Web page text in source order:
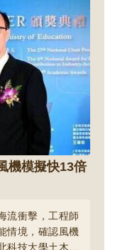
機模擬快13倍
流衝擊，工程師
情境，確認風機
科技大學土木工